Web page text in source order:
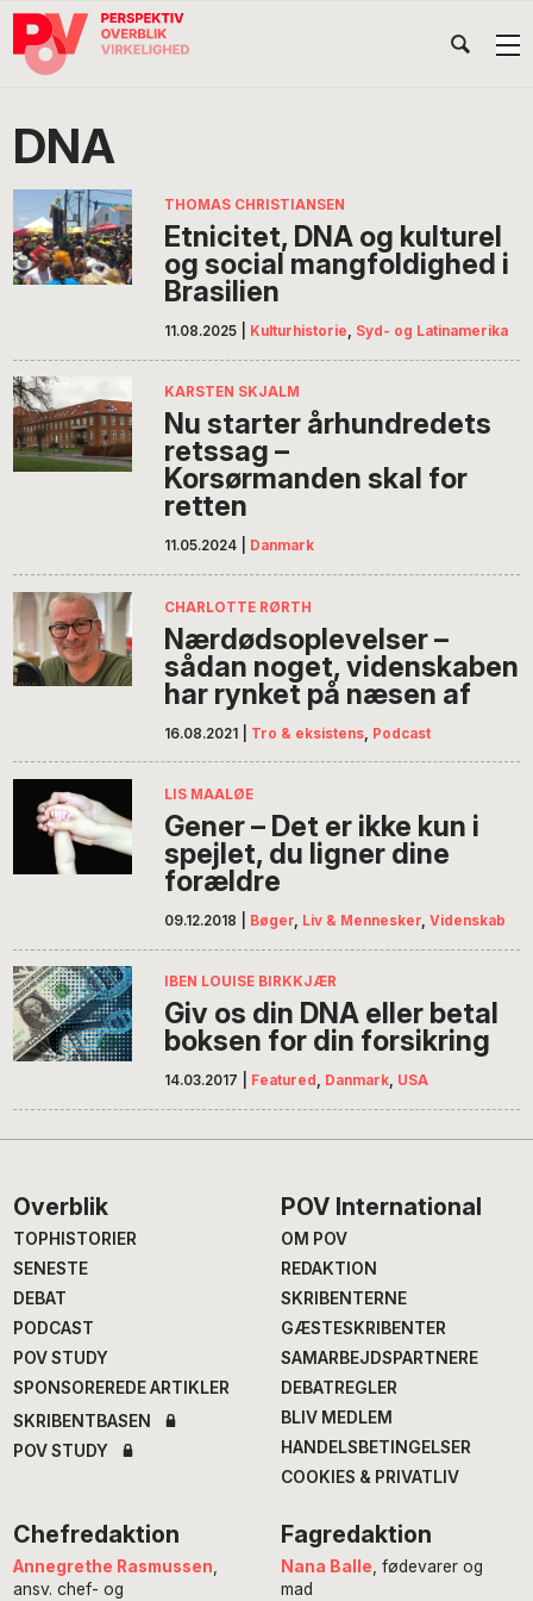
Gå
direkte
navigation
Skip
indhold
Gå
direkte
POV
International
DNA
THOMAS CHRISTIANSEN
Etnicitet, DNA og kulturel
og social mangfoldighed i
Brasilien
11.08.2025 Kulturhistorie, Syd- og Latinamerika
KARSTEN SKJALM
Nu starter århundredets
retssag –
Korsørmanden skal for
retten
11.05.2024 Danmark
CHARLOTTE RØRTH
Nærdødsoplevelser –
sådan noget, videnskaben
har rynket på næsen af
16.08.2021 Tro & eksistens Podcast
LIS MAALØE
Gener – Det er ikke kun i
spejlet, du ligner dine
forældre
09.12.2018 Bøger, Liv & Mennesker,Videnskab
IBEN LOUISE BIRKKJÆR
Giv os din DNA eller betal
boksen for din forsikring
14.03.2017 Featured , Danmark, USA
Footer
Overblik
TOPHISTORIER
SENESTE
DEBAT
PODCAST
POV STUDY
SPONSOREREDE ARTIKLER
SKRIBENTBASEN
POV STUDY
POV International
OM POV
REDAKTION
SKRIBENTERNE
GÆSTESKRIBENTER
SAMARBEJDSPARTNERE
DEBATREGLER
BLIV MEDLEM
HANDELSBETINGELSER
COOKIES & PRIVATLIV
Chefredaktion
Annegrethe Rasmussen,
ansv. chef- og
Fagredaktion
Nana Balle, fødevarer og
mad